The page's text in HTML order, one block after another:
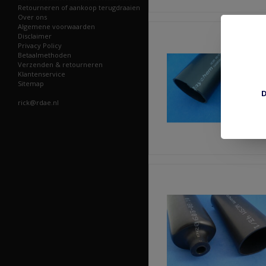
Retourneren of aankoop terugdraaien
Over ons
Algemene voorwaarden
Disclaimer
Privacy Policy
Betaalmethoden
Verzenden & retourneren
Klantenservice
Sitemap
rick@rdae.nl